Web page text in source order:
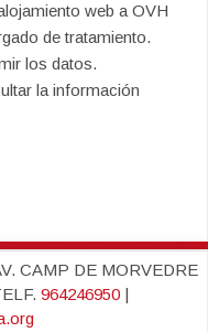
web a OVH
de tratamiento.
los datos.
la información
CAMP DE MORVEDRE
964246950|